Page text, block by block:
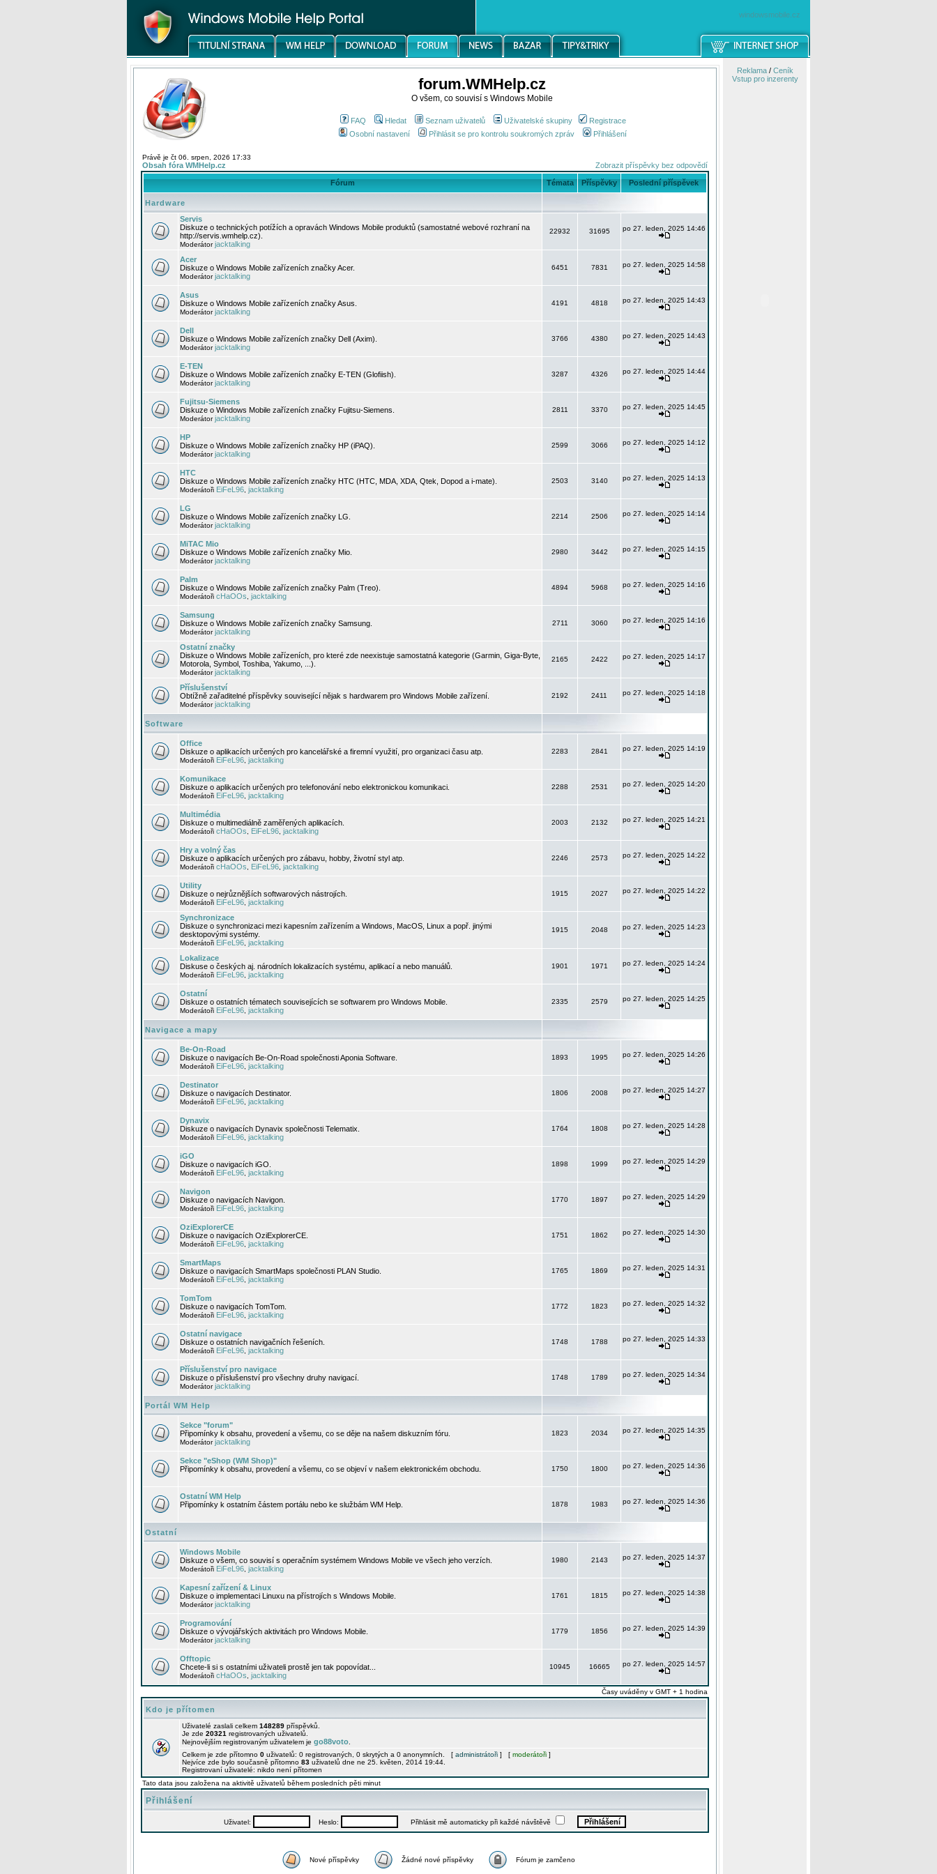
windowsmobile.cz
forum.WMHelp.cz
O všem, co souvisí s Windows Mobile
FAQ Hledat Seznam uživatelů Uživatelské skupiny
Registrace
Osobní nastavení
Přihlásit se pro kontrolu soukromých zpráv Přihlášení
Právě je čt 06. srpen, 2026 17:33
Obsah fóra WMHelp.cz Zobrazit příspěvky bez odpovědí
Fórum Témata Příspěvky Poslední příspěvek
Hardware
Servis
Diskuze o technických potížích a opravách Windows Mobile produktů (samostatné webové rozhraní na
http://servis.wmhelp.cz).
Moderátorjacktalking
22932 31695 po 27. leden, 2025 14:46
Acer
Diskuze o Windows Mobile zařízeních značky Acer.
Moderátorjacktalking
6451 7831 po 27. leden, 2025 14:58
Asus
Diskuze o Windows Mobile zařízeních značky Asus.
Moderátorjacktalking
4191 4818 po 27. leden, 2025 14:43
Dell
Diskuze o Windows Mobile zařízeních značky Dell (Axim).
Moderátorjacktalking
3766 4380 po 27. leden, 2025 14:43
E-TEN
Diskuze o Windows Mobile zařízeních značky E-TEN (Glofiish).
Moderátorjacktalking
3287 4326 po 27. leden, 2025 14:44
Fujitsu-Siemens
Diskuze o Windows Mobile zařízeních značky Fujitsu-Siemens.
Moderátorjacktalking
2811 3370 po 27. leden, 2025 14:45
HP
Diskuze o Windows Mobile zařízeních značky HP (iPAQ).
Moderátorjacktalking
2599 3066 po 27. leden, 2025 14:12
HTC
Diskuze o Windows Mobile zařízeních značky HTC (HTC, MDA, XDA, Qtek, Dopod a i-mate).
Moderátoři EiFeL96 jacktalking
2503 3140 po 27. leden, 2025 14:13
LG
Diskuze o Windows Mobile zařízeních značky LG.
Moderátorjacktalking
2214 2506 po 27. leden, 2025 14:14
MiTAC Mio
Diskuze o Windows Mobile zařízeních značky Mio.
Moderátorjacktalking
2980 3442 po 27. leden, 2025 14:15
Palm
Diskuze o Windows Mobile zařízeních značky Palm (Treo).
Moderátoři cHaOOs jacktalking
4894 5968 po 27. leden, 2025 14:16
Samsung
Diskuze o Windows Mobile zařízeních značky Samsung.
Moderátorjacktalking
2711 3060 po 27. leden, 2025 14:16
Ostatní značky
Diskuze o Windows Mobile zařízeních, pro které zde neexistuje samostatná kategorie (Garmin, Giga-Byte,
Motorola, Symbol, Toshiba, Yakumo, ...).
Moderátorjacktalking
2165 2422 po 27. leden, 2025 14:17
Příslušenství
Obtížně zařaditelné příspěvky související nějak s hardwarem pro Windows Mobile zařízení.
Moderátorjacktalking
2192 2411 po 27. leden, 2025 14:18
Software
Office
Diskuze o aplikacích určených pro kancelářské a firemní využití, pro organizaci času atp.
Moderátoři EiFeL96 jacktalking
2283 2841 po 27. leden, 2025 14:19
Komunikace
Diskuze o aplikacích určených pro telefonování nebo elektronickou komunikaci.
Moderátoři EiFeL96 jacktalking
2288 2531 po 27. leden, 2025 14:20
Multimédia
Diskuze o multimediálně zaměřených aplikacích.
Moderátoři cHaOOs EiFeL96 jacktalking
2003 2132 po 27. leden, 2025 14:21
Hry a volný čas
Diskuze o aplikacích určených pro zábavu, hobby, životní styl atp.
Moderátoři cHaOOs EiFeL96 jacktalking
2246 2573 po 27. leden, 2025 14:22
Utility
Diskuze o nejrůznějších softwarových nástrojích.
Moderátoři EiFeL96 jacktalking
1915 2027 po 27. leden, 2025 14:22
Synchronizace
Diskuze o synchronizaci mezi kapesním zařízením a Windows, MacOS, Linux a popř. jinými
desktopovými systémy.
Moderátoři EiFeL96 jacktalking
1915 2048 po 27. leden, 2025 14:23
Lokalizace
Diskuse o českých aj. národních lokalizacích systému, aplikací a nebo manuálů.
Moderátoři EiFeL96 jacktalking
1901 1971 po 27. leden, 2025 14:24
Ostatní
Diskuze o ostatních tématech souvisejících se softwarem pro Windows Mobile.
Moderátoři EiFeL96 jacktalking
2335 2579 po 27. leden, 2025 14:25
Navigace a mapy
Be-On-Road
Diskuze o navigacích Be-On-Road společnosti Aponia Software.
Moderátoři EiFeL96 jacktalking
1893 1995 po 27. leden, 2025 14:26
Destinator
Diskuze o navigacích Destinator.
Moderátoři EiFeL96 jacktalking
1806 2008 po 27. leden, 2025 14:27
Dynavix
Diskuze o navigacích Dynavix společnosti Telematix.
Moderátoři EiFeL96 jacktalking
1764 1808 po 27. leden, 2025 14:28
iGO
Diskuze o navigacích iGO.
Moderátoři EiFeL96 jacktalking
1898 1999 po 27. leden, 2025 14:29
Navigon
Diskuze o navigacích Navigon.
Moderátoři EiFeL96 jacktalking
1770 1897 po 27. leden, 2025 14:29
OziExplorerCE
Diskuze o navigacích OziExplorerCE.
Moderátoři EiFeL96 jacktalking
1751 1862 po 27. leden, 2025 14:30
SmartMaps
Diskuze o navigacích SmartMaps společnosti PLAN Studio.
Moderátoři EiFeL96 jacktalking
1765 1869 po 27. leden, 2025 14:31
TomTom
Diskuze o navigacích TomTom.
Moderátoři EiFeL96 jacktalking
1772 1823 po 27. leden, 2025 14:32
Ostatní navigace
Diskuze o ostatních navigačních řešeních.
Moderátoři EiFeL96 jacktalking
1748 1788 po 27. leden, 2025 14:33
Příslušenství pro navigace
Diskuze o příslušenství pro všechny druhy navigací.
Moderátorjacktalking
1748 1789 po 27. leden, 2025 14:34
Portál WM Help
Sekce "forum"
Připomínky k obsahu, provedení a všemu, co se děje na našem diskuzním fóru.
Moderátorjacktalking
1823 2034 po 27. leden, 2025 14:35
Sekce "eShop (WM Shop)"
Připomínky k obsahu, provedení a všemu, co se objeví v našem elektronickém obchodu.
1750 1800 po 27. leden, 2025 14:36
Ostatní WM Help
Připomínky k ostatním částem portálu nebo ke službám WM Help.
1878 1983 po 27. leden, 2025 14:36
Ostatní
Windows Mobile
Diskuze o všem, co souvisí s operačním systémem Windows Mobile ve všech jeho verzích.
Moderátoři EiFeL96 jacktalking
1980 2143 po 27. leden, 2025 14:37
Kapesní zařízení & Linux
Diskuze o implementaci Linuxu na přístrojích s Windows Mobile.
Moderátorjacktalking
1761 1815 po 27. leden, 2025 14:38
Programování
Diskuze o vývojářských aktivitách pro Windows Mobile.
Moderátorjacktalking
1779 1856 po 27. leden, 2025 14:39
Offtopic
Chcete-li si s ostatními uživateli prostě jen tak popovídat...
Moderátoři cHaOOs jacktalking
10945 16665 po 27. leden, 2025 14:57
Časy uváděny v GMT + 1 hodina
Kdo je přítomen
Uživatelé zaslali celkem 148289 příspěvků.
Je zde 20321 registrovaných uživatelů.
Nejnovějším registrovaným uživatelem je go88voto
Celkem je zde přítomno 0 uživatelů: 0 registrovaných, 0 skrytých a 0 anonymních. [ administrátoři ] [ moderátoři ]
Nejvíce zde bylo současně přítomno 83 uživatelů dne ne 25. květen, 2014 19:44.
Registrovaní uživatelé: nikdo není přítomen
Tato data jsou založena na aktivitě uživatelů během posledních pěti minut
Přihlášení
Uživatel: Heslo: Přihlásit mě automaticky při každé návštěvě
Nové příspěvky Žádné nové příspěvky Fórum je zamčeno
Reklama/ Ceník
Vstup pro inzerenty